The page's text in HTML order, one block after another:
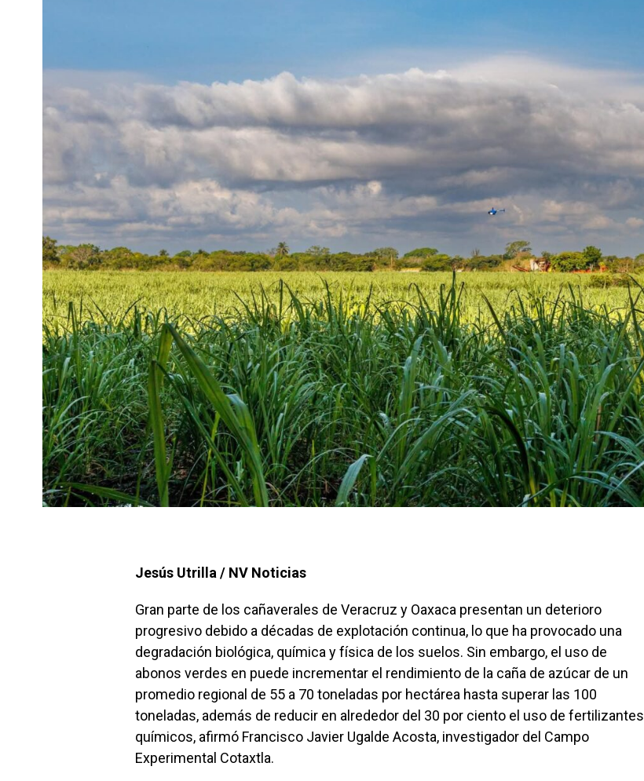
Jesús Utrilla / NV Noticias
Gran parte de los cañaverales de Veracruz y Oaxaca presentan un deterioro
progresivo debido a décadas de explotación continua, lo que ha provocado una
degradación biológica, química y física de los suelos. Sin embargo, el uso de
abonos verdes en puede incrementar el rendimiento de la caña de azúcar de un
promedio regional de 55 a 70 toneladas por hectárea hasta superar las 100
toneladas, además de reducir en alrededor del 30 por ciento el uso de fertilizantes
químicos, afirmó Francisco Javier Ugalde Acosta, investigador del Campo
Experimental Cotaxtla.